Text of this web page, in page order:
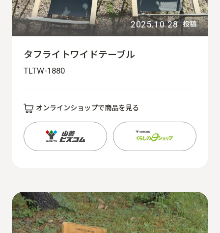
2025.10.28 投稿
タフライトワイドテーブル
TLTW-1880
オンラインショップで商品を見る